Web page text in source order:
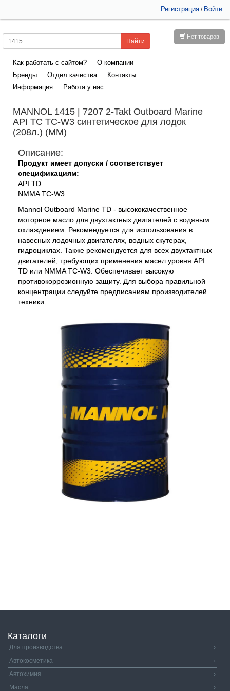
Регистрация / Войти
Нет товаров
Как работать с сайтом?
О компании
Бренды
Отдел качества
Контакты
Информация
Работа у нас
MANNOL 1415 | 7207 2-Takt Outboard Marine
API TС TC-W3 синтетическое для лодок
(208л.) (ММ)
Описание:
Продукт имеет допуски / соответствует
спецификациям:
API TD
NMMA TC-W3
Mannol Outboard Marine TD - высококачественное
моторное масло для двухтактных двигателей с водяным
охлаждением. Рекомендуется для использования в
навесных лодочных двигателях, водных скутерах,
гидроциклах. Также рекомендуется для всех двухтактных
двигателей, требующих применения масел уровня API
TD или NMMA TC-W3. Обеспечивает высокую
противокоррозионную защиту. Для выбора правильной
концентрации следуйте предписаниям производителей
техники.
Каталоги
Для производства
›
Автокосметика
›
Автохимия
›
Масла
›